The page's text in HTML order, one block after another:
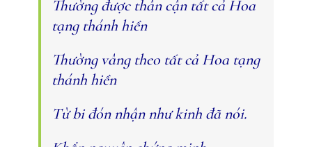
Thường được thân cận tất cả Hoa
tạng thánh hiền
Thường vâng theo tất cả Hoa tạng
thánh hiền
Từ bi đón nhận như kinh đã nói.